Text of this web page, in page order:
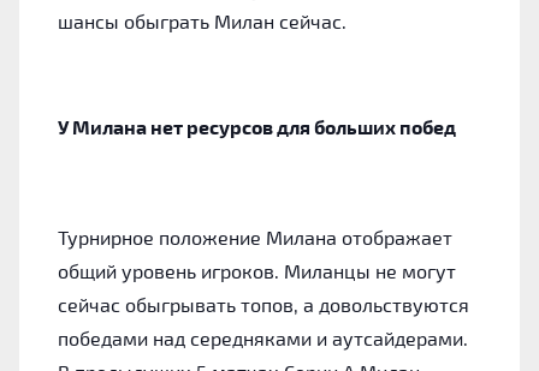
шансы обыграть Милан сейчас.
У Милана нет ресурсов для больших побед
Турнирное положение Милана отображает
общий уровень игроков. Миланцы не могут
сейчас обыгрывать топов, а довольствуются
победами над середняками и аутсайдерами.